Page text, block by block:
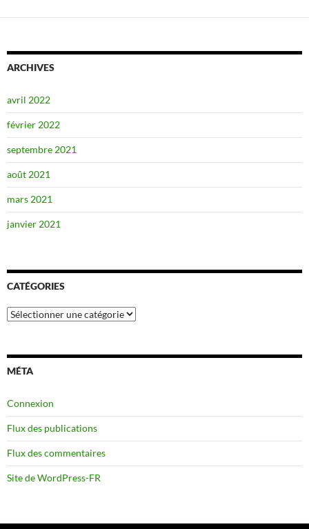
ARCHIVES
avril 2022
février 2022
septembre 2021
août 2021
mars 2021
janvier 2021
CATÉGORIES
Catégories
MÉTA
Connexion
Flux des publications
Flux des commentaires
Site de WordPress-FR